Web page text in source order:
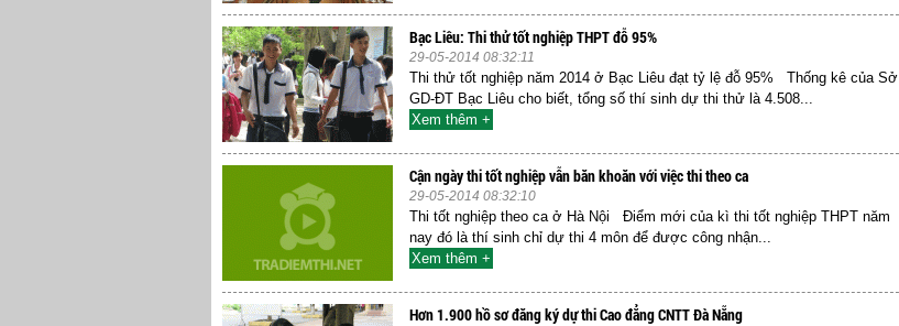
Bạc Liêu: Thi thử tốt nghiệp THPT đỗ 95%
29-05-2014 08:32:11
Thi thử tốt nghiệp năm 2014 ở Bạc Liêu đạt tỷ lệ đỗ 95% Thống kê của Sở
GD-ĐT Bạc Liêu cho biết, tổng số thí sinh dự thi thử là 4.508...
Xem thêm +
Cận ngày thi tốt nghiệp vẫn băn khoăn với việc thi theo ca
29-05-2014 08:32:10
Thi tốt nghiệp theo ca ở Hà Nội Điểm mới của kì thi tốt nghiệp THPT năm
nay đó là thí sinh chỉ dự thi 4 môn để được công nhận...
Xem thêm +
Hơn 1.900 hồ sơ đăng ký dự thi Cao đẳng CNTT Đà Nẵng